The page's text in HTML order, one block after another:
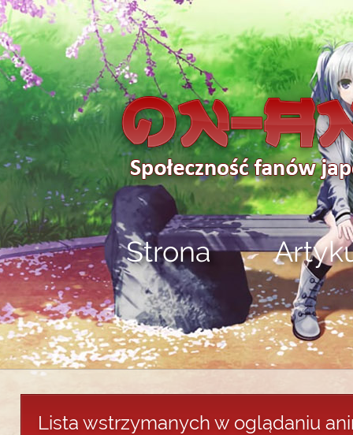
Strona
Lista wstrzymanych w oglądaniu